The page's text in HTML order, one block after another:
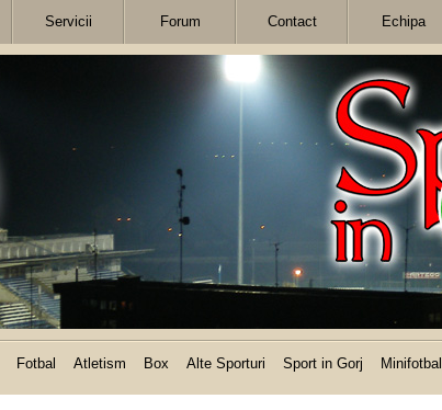
Servicii Forum Contact Echipa
Fotbal Atletism Box Alte Sporturi Sport in Gorj Minifotbal